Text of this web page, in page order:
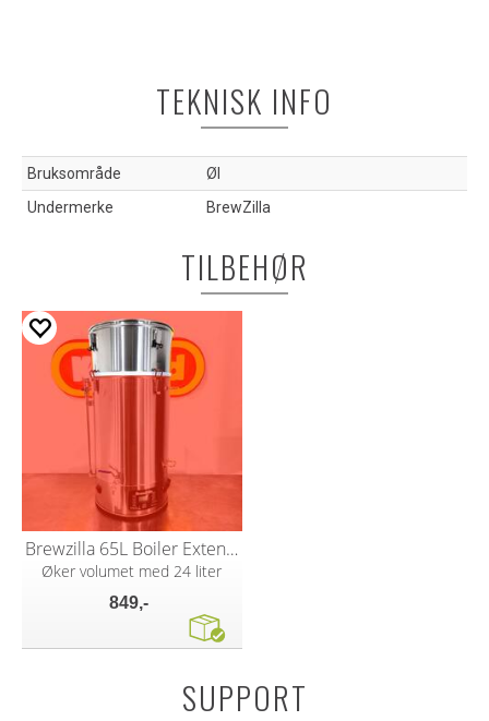
TEKNISK INFO
Bruksområde
Øl
Undermerke
BrewZilla
TILBEHØR
Brewzilla 65L Boiler Extension
Øker volumet med 24 liter
849,-
SUPPORT